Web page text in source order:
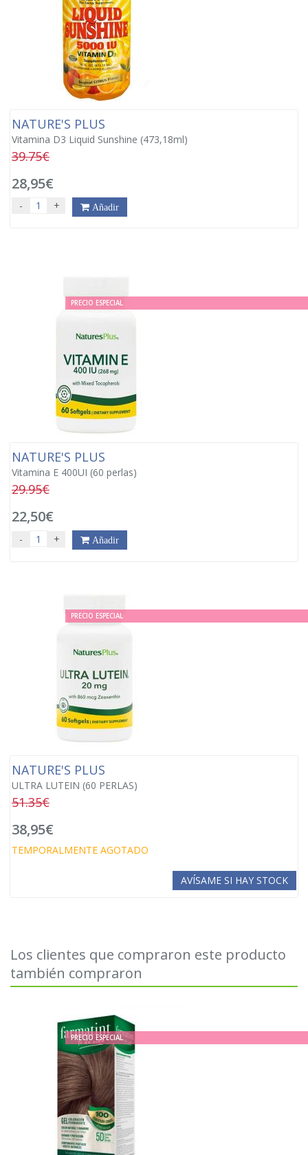
NATURE'S PLUS
Vitamina D3 Liquid Sunshine (473,18ml)
39.75€
28,95€
- + Añadir
PRECIO ESPECIAL
NATURE'S PLUS
Vitamina E 400UI (60 perlas)
29.95€
22,50€
- + Añadir
PRECIO ESPECIAL
NATURE'S PLUS
ULTRA LUTEIN (60 PERLAS)
51.35€
38,95€
TEMPORALMENTE AGOTADO
AVÍSAME SI HAY STOCK
Los clientes que compraron este producto
también compraron
PRECIO ESPECIAL